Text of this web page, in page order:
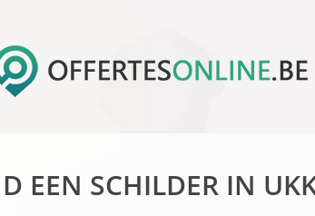
EEN SCHILDER IN